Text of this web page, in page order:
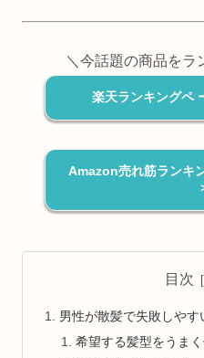
＼今話題の商品をラ
楽天ランキングペ
Amazon売れ筋ランキ
目次
男性が散髪で失敗しやす
希望する髪型をうま